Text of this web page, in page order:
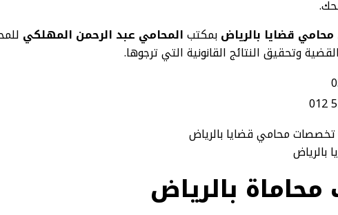
محامي قضايا بالرياضبمكتبالمحامي عبد الرحمن المهلكي
وتحقيق النتائج القانونية التي ترجوها.
بالرياض